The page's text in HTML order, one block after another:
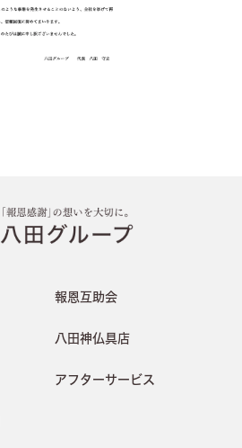
報恩互助会
八田神仏具店
アフターサービス